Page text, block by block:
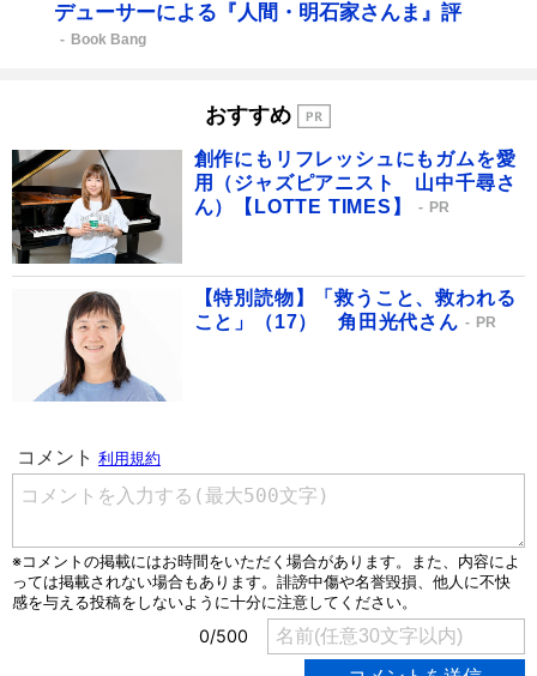
デューサーによる『人間・明石家さんま』評
Book Bang
おすすめ
創作にもリフレッシュにもガムを愛
用（ジャズピアニスト 山中千尋さ
ん）【LOTTE TIMES】
PR
【特別読物】「救うこと、救われる
こと」（17） 角田光代さん
PR